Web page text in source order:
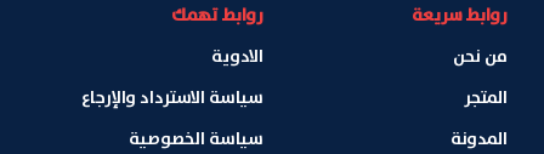
روابط سريعة
من نحن
المتجر
المدونة
روابط تهمك
الادوية
سياسة الاسترداد والإرجاع
سياسة الخصوصية